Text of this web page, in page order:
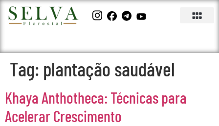
Tag: plantação saudável
Khaya Anthotheca: Técnicas para
Acelerar Crescimento